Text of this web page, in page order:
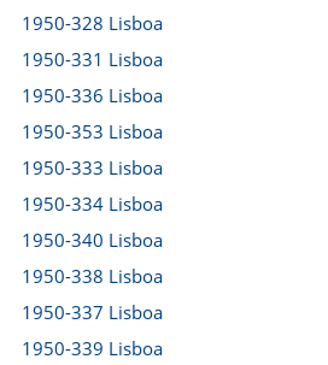
1950-328 Lisboa
1950-331 Lisboa
1950-336 Lisboa
1950-353 Lisboa
1950-333 Lisboa
1950-334 Lisboa
1950-340 Lisboa
1950-338 Lisboa
1950-337 Lisboa
1950-339 Lisboa